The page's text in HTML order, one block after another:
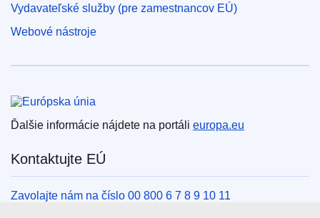
Vydavateľské služby (pre zamestnancov EÚ)
Webové nástroje
Európska únia
Ďalšie informácie nájdete na portáli europa.eu
Kontaktujte EÚ
Zavolajte nám na číslo 00 800 6 7 8 9 10 11